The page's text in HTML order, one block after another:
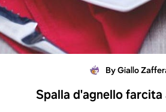
By Giallo
Spalla d'agnello farcita